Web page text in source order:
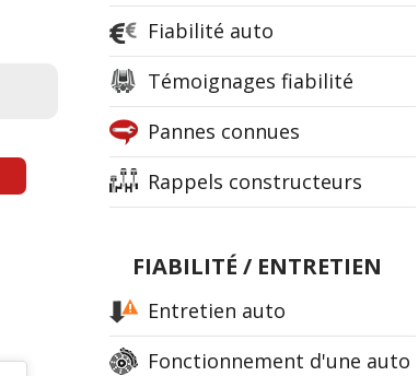
Fiabilité auto
Témoignages fiabilité
Pannes connues
Rappels constructeurs
FIABILITÉ / ENTRETIEN
Entretien auto
Fonctionnement d'une auto